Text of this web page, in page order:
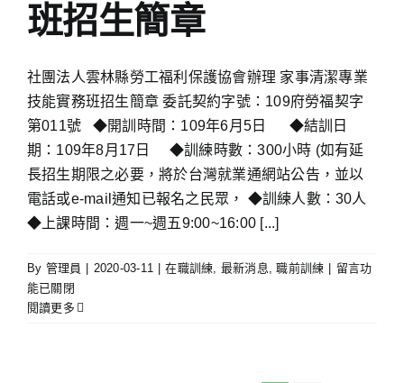
業
技
能
實
務
班
【錄
公
班招生簡章
社團法人雲林縣勞工福利保護協會辦理 家事清潔專業
技能實務班招生簡章 委託契約字號：109府勞福契字
第011號 ◆開訓時間：109年6月5日 ◆結訓日
期：109年8月17日 ◆訓練時數：300小時 (如有延
長招生期限之必要，將於台灣就業通網站公告，並以
電話或e-mail通知已報名之民眾， ◆訓練人數：30人
◆上課時間：週一~週五9:00~16:00 [...]
By 管理員 2020-03-11 在職訓練, 最新消息,職前訓練
在
留言功
能已關閉
閱讀更多